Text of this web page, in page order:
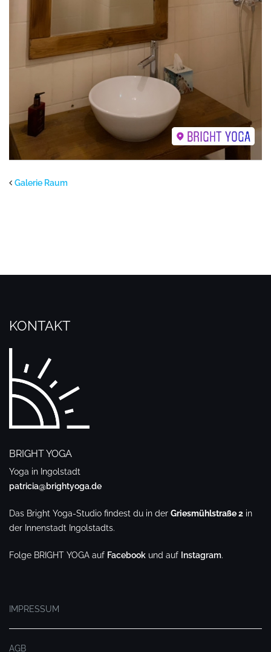
Galerie Raum
KONTAKT
BRIGHT YOGA
Yoga in Ingolstadt
patricia@brightyoga.de
Das Bright Yoga-Studio findest du in der Griesmühlstraße 2 in
der Innenstadt Ingolstadts.
Folge BRIGHT YOGA auf Facebook und auf Instagram.
IMPRESSUM
AGB